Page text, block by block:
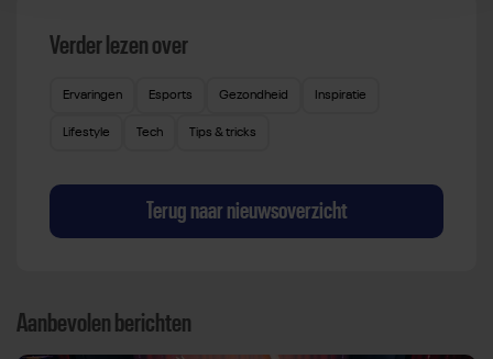
Verder lezen over
Ervaringen Esports Gezondheid Inspiratie
Lifestyle Tech Tips & tricks
Terug naar nieuwsoverzicht
Aanbevolen berichten